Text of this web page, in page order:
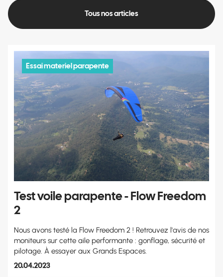
Tous nos articles
Essai materiel parapente
Test voile parapente - Flow Freedom
2
Nous avons testé la Flow Freedom 2 ! Retrouvez l'avis de nos
moniteurs sur cette aile performante : gonflage, sécurité et
pilotage. À essayer aux Grands Espaces.
20.04.2023